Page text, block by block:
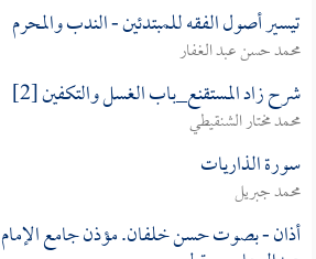
تيسير أصول الفقه للمبتدئين - الندب والمحرم
محمد حسن عبد الغفار
شرح زاد المستقنع_باب الغسل والتكفين [2]
محمد مختار الشنقيطي
سورة الذاريات
محمد جبريل
أذان - بصوت حسن خلفان. مؤذن جامع